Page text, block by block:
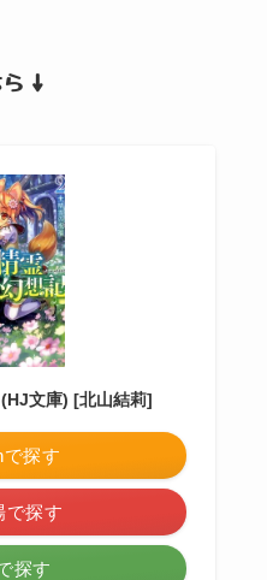
↓
文庫) [北山結莉]
探す
で探す
探す